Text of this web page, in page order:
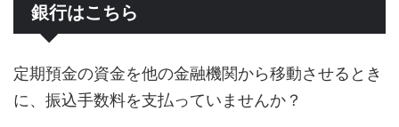
銀行はこちら
定期預金の資金を他の金融機関から移動させるとき
に、振込手数料を支払っていませんか？